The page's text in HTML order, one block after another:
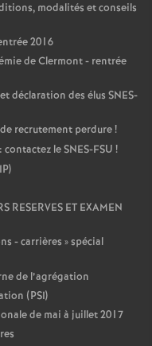
modalités et conseils
2016
de Clermont - rentrée
déclaration des élus SNES-
recrutement perdure!
le SNES-FSU !
RESERVES ET EXAMEN
- carrières » spécial
de l’agrégation
(PSI)
de mai à juillet 2017